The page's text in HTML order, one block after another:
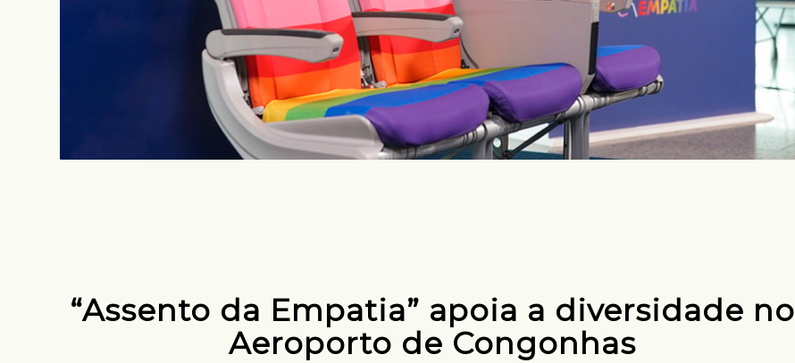
“Assento da Empatia” apoia a diversidade no
Aeroporto de Congonhas